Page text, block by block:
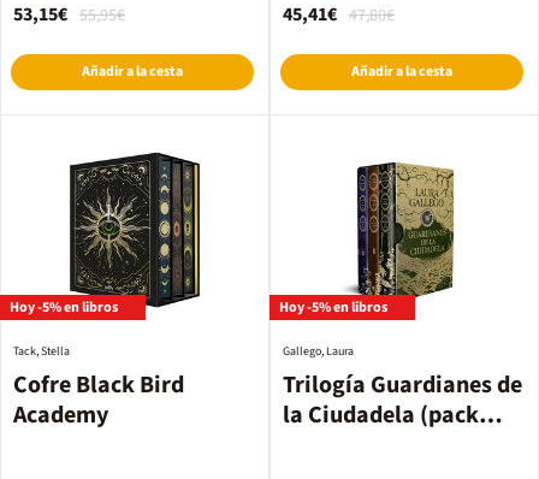
jugada final) (Una
herencia en juego)
55,95€
53,15€
Añadir a la cesta
47,80€
45,41€
Añadir a la cesta
Hoy -5% en libros
Cofre Black Bird
Academy
Tack, Stella
Hoy -5% en libros
Trilogía Guardianes de
la Ciudadela (pack
Gallego, Laura